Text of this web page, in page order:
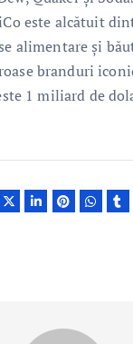
este alcătuit
alimentare și
branduri
1 miliard de